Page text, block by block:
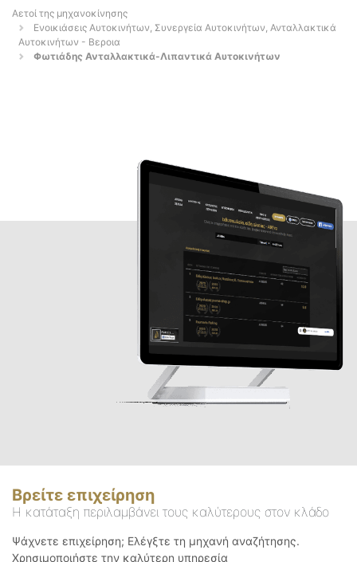
Αετοί της μηχανοκίνησης
Ενοικιάσεις Αυτοκινήτων, Συνεργεία Αυτοκινήτων, Ανταλλακτικά
Αυτοκινήτων - Βεροια
Φωτιάδης Ανταλλακτικά-Λιπαντικά Αυτοκινήτων
Βρείτε επιχείρηση
Η κατάταξη περιλαμβάνει τους καλύτερους στον κλάδο
Ψάχνετε επιχείρηση; Ελέγξτε τη μηχανή αναζήτησης.
Χρησιμοποιήστε την καλύτερη υπηρεσία